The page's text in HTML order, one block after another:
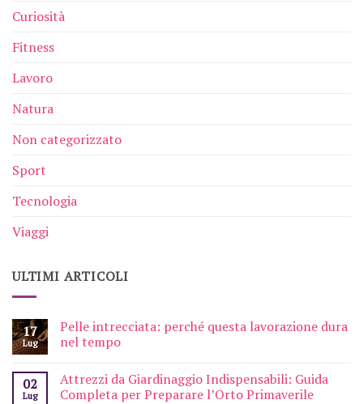
Curiosità
Fitness
Lavoro
Natura
Non categorizzato
Sport
Tecnologia
Viaggi
ULTIMI ARTICOLI
17
Lug
Pelle intrecciata: perché questa lavorazione dura
nel tempo
02
Lug
Attrezzi da Giardinaggio Indispensabili: Guida
Completa per Preparare l’Orto Primaverile